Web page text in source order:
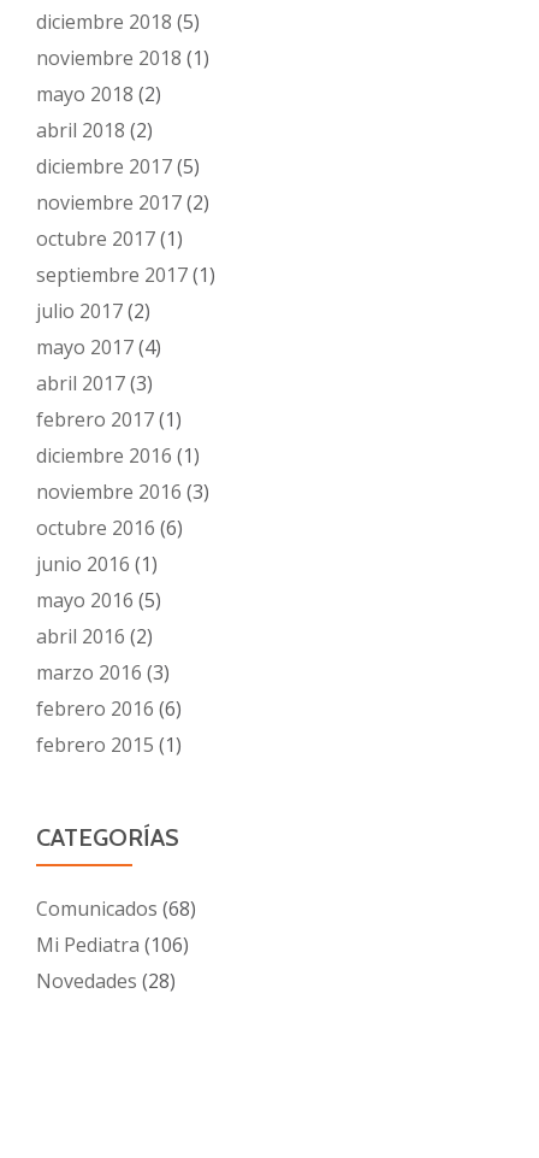
diciembre 2018 (5)
noviembre 2018 (1)
mayo 2018 (2)
abril 2018 (2)
diciembre 2017(5)
noviembre 2017(2)
octubre 2017(1)
septiembre 2017(1)
julio 2017(2)
mayo 2017(4)
abril 2017(3)
febrero 2017(1)
diciembre 2016 (1)
noviembre 2016 (3)
octubre 2016 (6)
junio 2016 (1)
mayo 2016 (5)
abril 2016 (2)
marzo 2016 (3)
febrero 2016 (6)
febrero 2015 (1)
CATEGORÍAS
Comunicados (68)
Mi Pediatra (106)
Novedades (28)